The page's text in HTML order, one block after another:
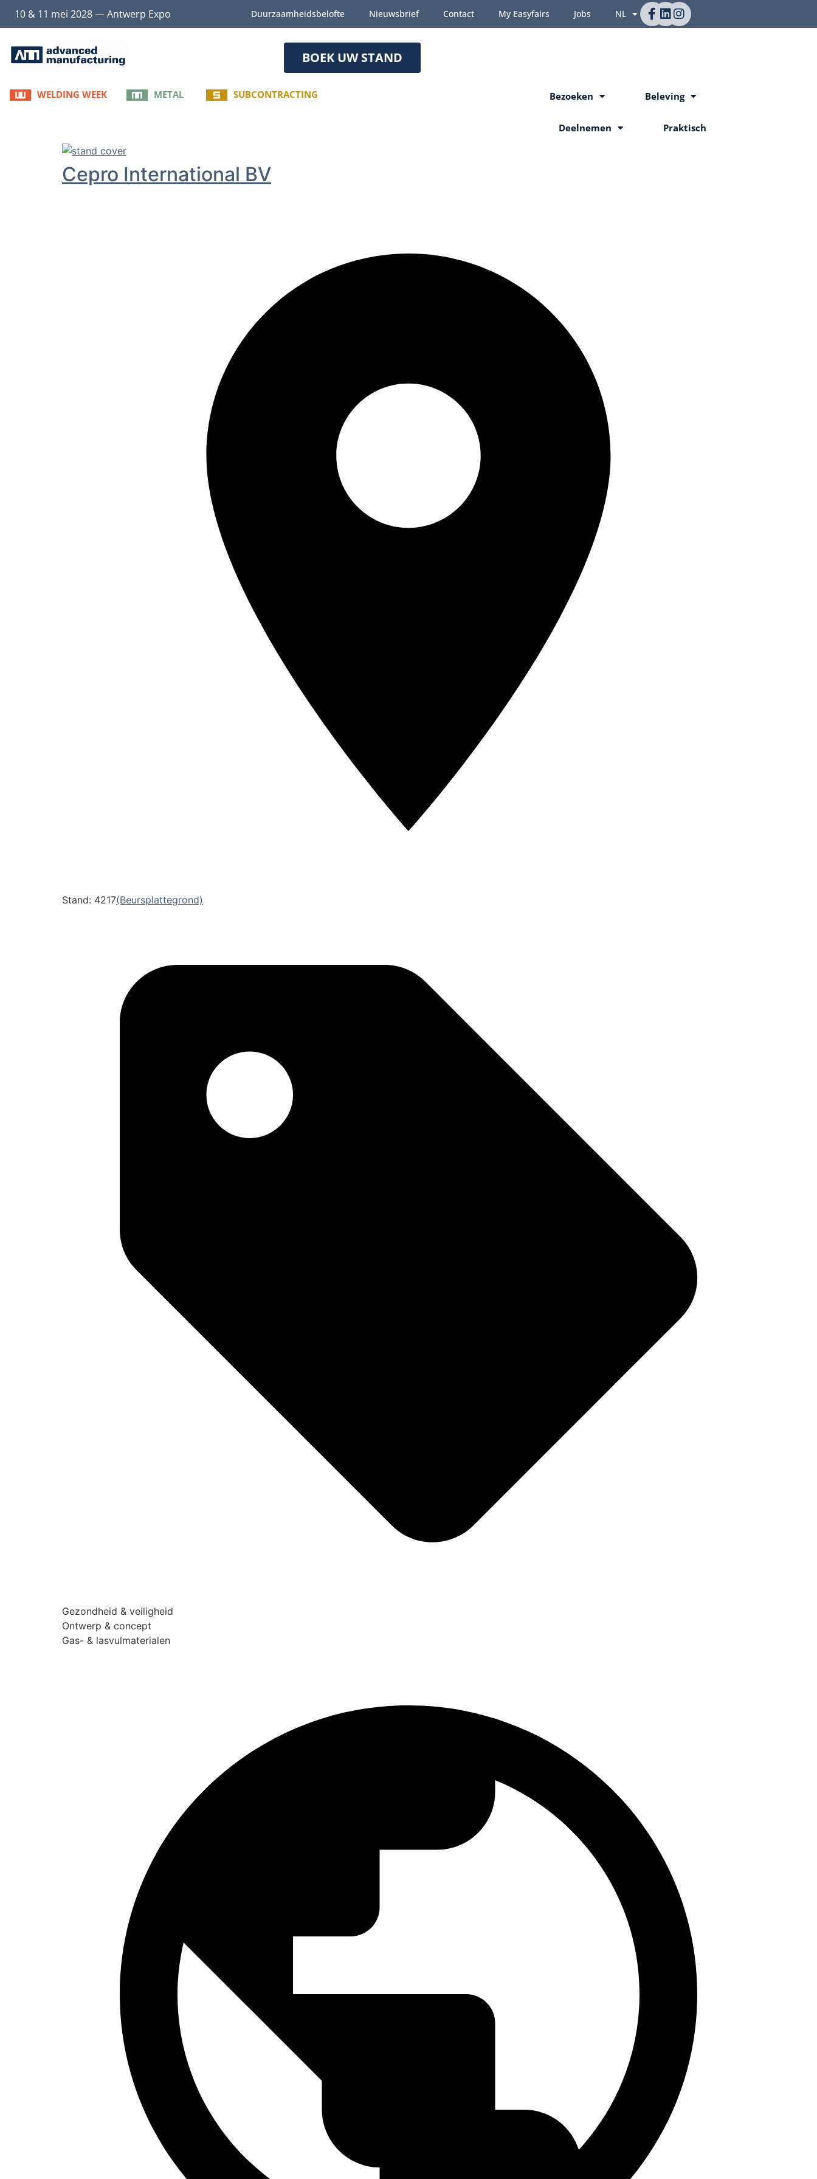
10 & 11 mei 2028 — Antwerp Expo Duurzaamheidsbelofte Nieuwsbrief Contact My Easyfairs Jobs NL
BOEK UW STAND
WELDING WEEK METAL SUBCONTRACTING Bezoeken Beleving
Deelnemen Praktisch
Cepro International BV
Stand: 4217(Beursplattegrond)
Gezondheid & veiligheid
Ontwerp & concept
Gas- & lasvulmaterialen